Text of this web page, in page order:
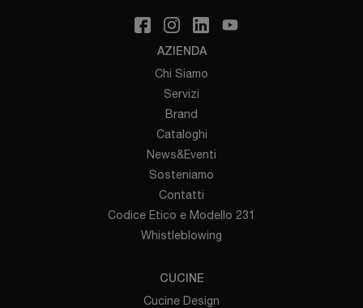
AZIENDA
Chi Siamo
Servizi
Brand
Cataloghi
News&Eventi
Sosteniamo
Contatti
Codice Etico e Modello 231
Whistleblowing
CUCINE
Cucine Design